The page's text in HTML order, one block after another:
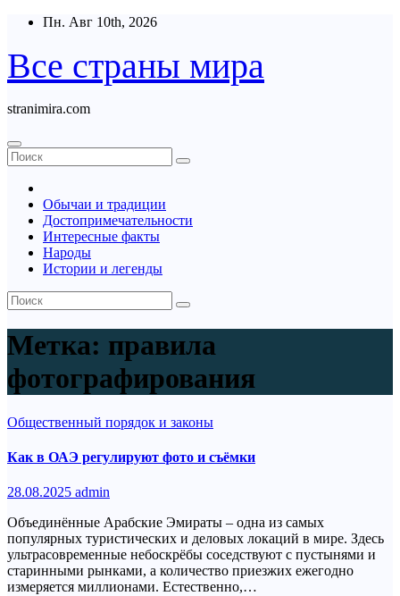
Перейти
содержимому
Пн. Авг 10th, 2026
Все страны мира
stranimira.com
Обычаи и традиции
Достопримечательности
Интересные факты
Народы
Истории и легенды
Метка: правила
фотографирования
Общественный порядок и законы
Как в ОАЭ регулируют фото и съёмки
28.08.2025 admin
Объединённые Арабские Эмираты – одна из самых
популярных туристических и деловых локаций в мире. Здесь
ультрасовременные небоскрёбы соседствуют с пустынями и
старинными рынками, а количество приезжих ежегодно
измеряется миллионами. Естественно,…